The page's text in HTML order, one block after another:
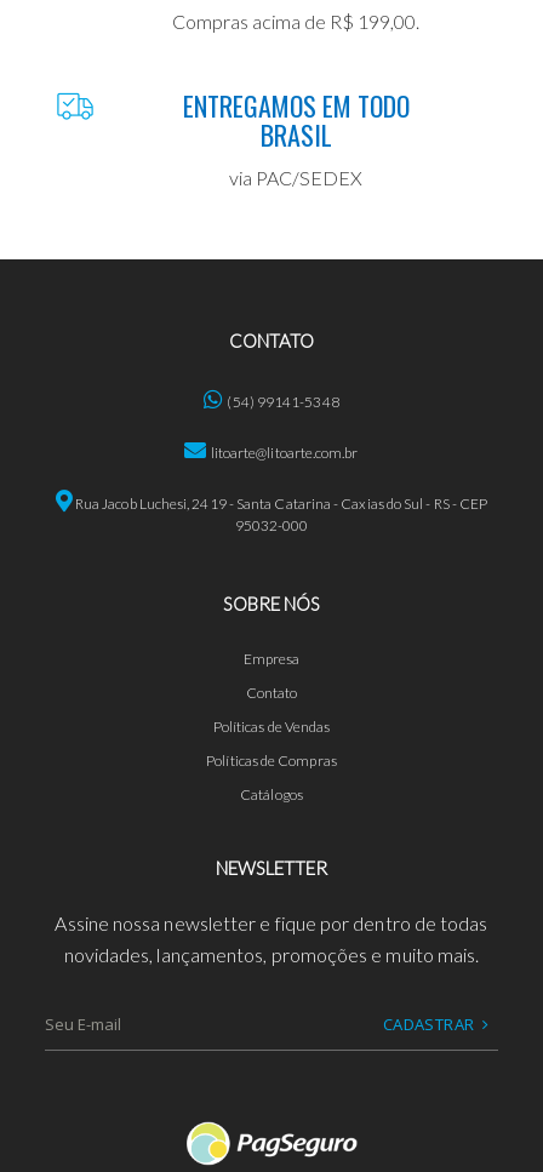
Compras acima de R$ 199,00.
ENTREGAMOS EM TODO
BRASIL
via PAC/SEDEX
CONTATO
(54) 99141-5348
litoarte@litoarte.com.br
Rua Jacob Luchesi, 2419 - Santa Catarina - Caxias do Sul - RS - CEP
95032-000
SOBRE NÓS
Empresa
Contato
Políticas de Vendas
Políticas de Compras
Catálogos
NEWSLETTER
Assine nossa newsletter e fique por dentro de todas
novidades, lançamentos, promoções e muito mais.
CADASTRAR